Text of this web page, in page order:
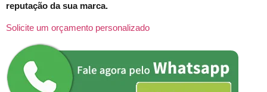
reputação da sua marca.
Solicite um orçamento personalizado